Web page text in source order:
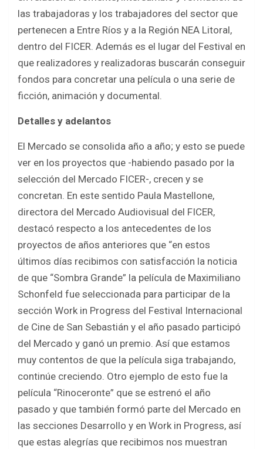
las trabajadoras y los trabajadores del sector que
pertenecen a Entre Ríos y a la Región NEA Litoral,
dentro del FICER. Además es el lugar del Festival en
que realizadores y realizadoras buscarán conseguir
fondos para concretar una película o una serie de
ficción, animación y documental.
Detalles y adelantos
El Mercado se consolida año a año; y esto se puede
ver en los proyectos que -habiendo pasado por la
selección del Mercado FICER-, crecen y se
concretan. En este sentido Paula Mastellone,
directora del Mercado Audiovisual del FICER,
destacó respecto a los antecedentes de los
proyectos de años anteriores que “en estos
últimos días recibimos con satisfacción la noticia
de que “Sombra Grande” la película de Maximiliano
Schonfeld fue seleccionada para participar de la
sección Work in Progress del Festival Internacional
de Cine de San Sebastián y el año pasado participó
del Mercado y ganó un premio. Así que estamos
muy contentos de que la película siga trabajando,
continúe creciendo. Otro ejemplo de esto fue la
película “Rinoceronte” que se estrenó el año
pasado y que también formó parte del Mercado en
las secciones Desarrollo y en Work in Progress, así
que estas alegrías que recibimos nos muestran